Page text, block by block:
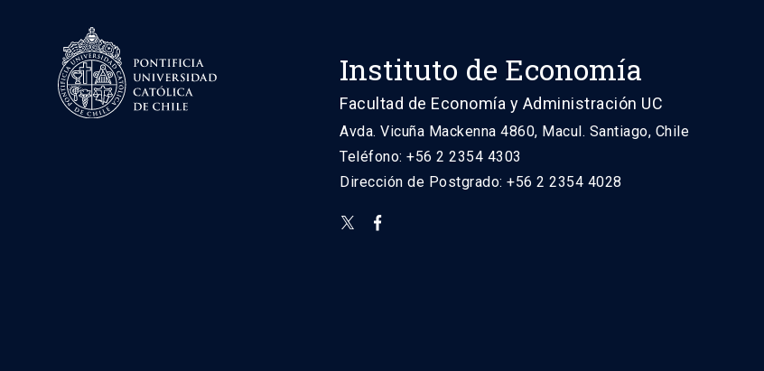
Instituto de Economía
Facultad de Economía y Administración UC
Avda. Vicuña Mackenna 4860, Macul. Santiago, Chile
Teléfono: +56 2 2354 4303
Dirección de Postgrado: +56 2 2354 4028